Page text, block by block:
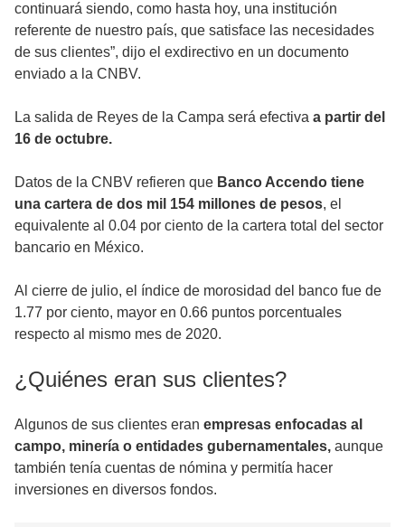
continuará siendo, como hasta hoy, una institución
referente de nuestro país, que satisface las necesidades
de sus clientes”, dijo el exdirectivo en un documento
enviado a la CNBV.
La salida de Reyes de la Campa será efectiva a partir del
16 de octubre.
Datos de la CNBV refieren que Banco Accendo tiene
una cartera de dos mil 154 millones de pesos, el
equivalente al 0.04 por ciento de la cartera total del sector
bancario en México.
Al cierre de julio, el índice de morosidad del banco fue de
1.77 por ciento, mayor en 0.66 puntos porcentuales
respecto al mismo mes de 2020.
¿Quiénes eran sus clientes?
Algunos de sus clientes eran empresas enfocadas al
campo, minería o entidades gubernamentales, aunque
también tenía cuentas de nómina y permitía hacer
inversiones en diversos fondos.